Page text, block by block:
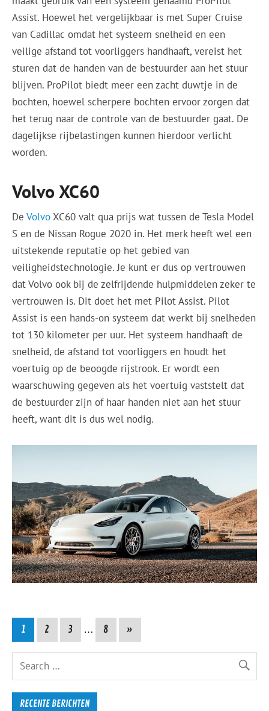
Assist. Hoewel het vergelijkbaar is met Super Cruise
van Cadillac omdat het systeem snelheid en een
veilige afstand tot voorliggers handhaaft, vereist het
sturen dat de handen van de bestuurder aan het stuur
blijven. ProPilot biedt meer een zacht duwtje in de
bochten, hoewel scherpere bochten ervoor zorgen dat
het terug naar de controle van de bestuurder gaat. De
dagelijkse rijbelastingen kunnen hierdoor verlicht
worden.
Volvo XC60
DeVolvoXC60 valt qua prijs wat tussen de Tesla Model
S en de Nissan Rogue 2020 in. Het merk heeft wel een
uitstekende reputatie op het gebied van
veiligheidstechnologie. Je kunt er dus op vertrouwen
dat Volvo ook bij de zelfrijdende hulpmiddelen zeker te
vertrouwen is. Dit doet het met Pilot Assist. Pilot
Assist is een hands-on systeem dat werkt bij snelheden
tot 130 kilometer per uur. Het systeem handhaaft de
snelheid, de afstand tot voorliggers en houdt het
voertuig op de beoogde rijstrook. Er wordt een
waarschuwing gegeven als het voertuig vaststelt dat
de bestuurder zijn of haar handen niet aan het stuur
heeft, want dit is dus wel nodig.
1 2 3 … 8 »
RECENTE BERICHTEN